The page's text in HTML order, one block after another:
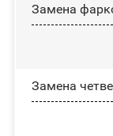
Замена
Замена